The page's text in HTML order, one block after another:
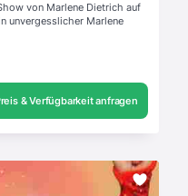
von Marlene Dietrich auf
unvergesslicher Marlene
& Verfügbarkeit anfragen